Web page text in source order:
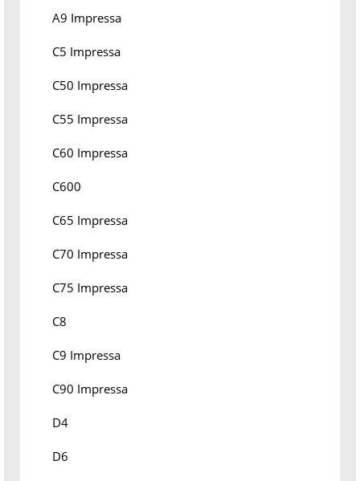
A9 Impressa
C5 Impressa
C50 Impressa
C55 Impressa
C60 Impressa
C600
C65 Impressa
C70 Impressa
C75 Impressa
C8
C9 Impressa
C90 Impressa
D4
D6